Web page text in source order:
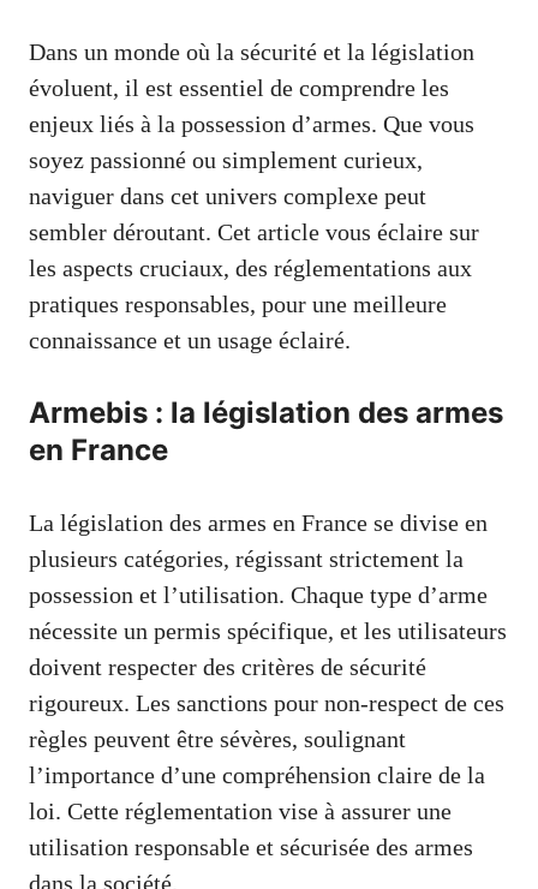
Dans un monde où la sécurité et la législation
évoluent, il est essentiel de comprendre les
enjeux liés à la possession d’armes. Que vous
soyez passionné ou simplement curieux,
naviguer dans cet univers complexe peut
sembler déroutant. Cet article vous éclaire sur
les aspects cruciaux, des réglementations aux
pratiques responsables, pour une meilleure
connaissance et un usage éclairé.
Armebis : la législation des armes
en France
La législation des armes en France se divise en
plusieurs catégories, régissant strictement la
possession et l’utilisation. Chaque type d’arme
nécessite un permis spécifique, et les utilisateurs
doivent respecter des critères de sécurité
rigoureux. Les sanctions pour non-respect de ces
règles peuvent être sévères, soulignant
l’importance d’une compréhension claire de la
loi. Cette réglementation vise à assurer une
utilisation responsable et sécurisée des armes
dans la société.